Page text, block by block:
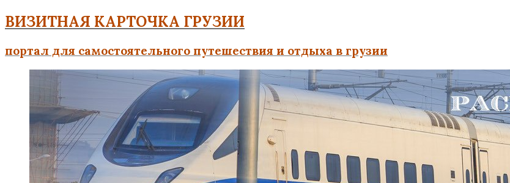
ВИЗИТНАЯ КАРТОЧКА ГРУЗИИ
портал для самостоятельного путешествия и отдыха в грузии